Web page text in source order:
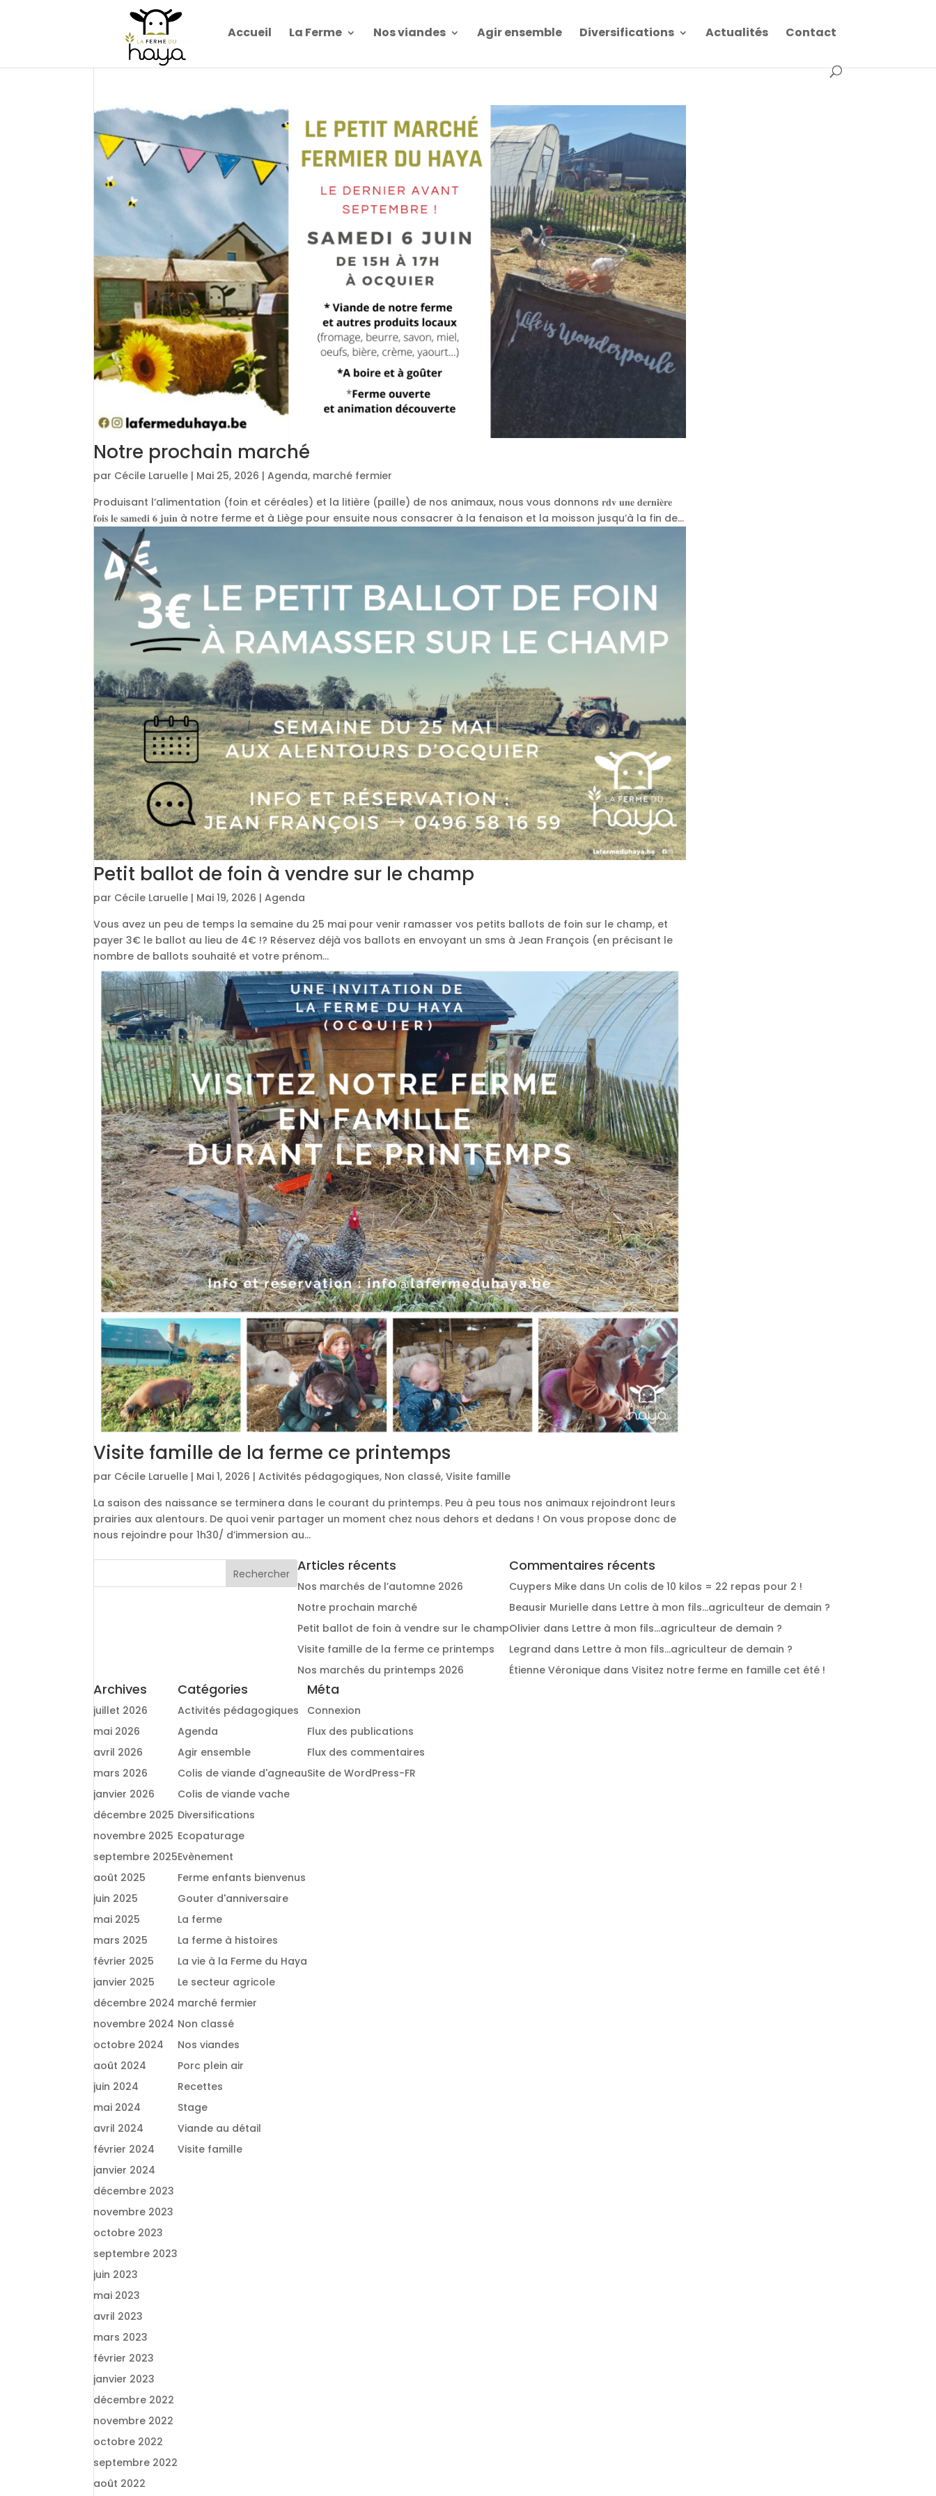
Accueil La Ferme Nos viandes Agir ensemble Diversifications Actualités Contact
Notre prochain marché
par Cécile Laruelle | Mai 25, 2026 |Agenda, marché fermier
Produisant l’alimentation (foin et céréales) et la litière (paille) de nos animaux, nous vous donnons 𝐫𝐝𝐯 𝐮𝐧𝐞 𝐝𝐞𝐫𝐧𝐢𝐞̀𝐫𝐞
𝐟𝐨𝐢𝐬 𝐥𝐞 𝐬𝐚𝐦𝐞𝐝𝐢 𝟔 𝐣𝐮𝐢𝐧 à notre ferme et à Liège pour ensuite nous consacrer à la fenaison et la moisson jusqu’à la fin de...
Petit ballot de foin à vendre sur le champ
par Cécile Laruelle | Mai 19, 2026 |Agenda
Vous avez un peu de temps la semaine du 25 mai pour venir ramasser vos petits ballots de foin sur le champ, et
payer 3€ le ballot au lieu de 4€ !? Réservez déjà vos ballots en envoyant un sms à Jean François (en précisant le
nombre de ballots souhaité et votre prénom...
Visite famille de la ferme ce printemps
par Cécile Laruelle | Mai 1, 2026 |Activités pédagogiques, Non classé,Visite famille
La saison des naissance se terminera dans le courant du printemps. Peu à peu tous nos animaux rejoindront leurs
prairies aux alentours. De quoi venir partager un moment chez nous dehors et dedans ! On vous propose donc de
nous rejoindre pour 1h30/ d’immersion au...
Articles récents
Nos marchés de l’automne 2026
Notre prochain marché
Petit ballot de foin à vendre sur le champ
Visite famille de la ferme ce printemps
Nos marchés du printemps 2026
Commentaires récents
Cuypers Mike dans Un colis de 10 kilos = 22 repas pour 2 !
Beausir Murielle dans Lettre à mon fils…agriculteur de demain ?
Olivier dans Lettre à mon fils…agriculteur de demain ?
Legrand dans Lettre à mon fils…agriculteur de demain ?
Étienne Véronique dans Visitez notre ferme en famille cet été !
Archives
juillet 2026
mai 2026
avril 2026
mars 2026
janvier 2026
décembre 2025
novembre 2025
septembre 2025
août 2025
juin 2025
mai 2025
mars 2025
février 2025
janvier 2025
décembre 2024
novembre 2024
octobre 2024
août 2024
juin 2024
mai 2024
avril 2024
février 2024
janvier 2024
décembre 2023
novembre 2023
octobre 2023
septembre 2023
juin 2023
mai 2023
avril 2023
mars 2023
février 2023
janvier 2023
décembre 2022
novembre 2022
octobre 2022
septembre 2022
août 2022
Catégories
Activités pédagogiques
Agenda
Agir ensemble
Colis de viande d'agneau
Colis de viande vache
Diversifications
Ecopaturage
Evènement
Ferme enfants bienvenus
Gouter d'anniversaire
La ferme
La ferme à histoires
La vie à la Ferme du Haya
Le secteur agricole
marché fermier
Non classé
Nos viandes
Porc plein air
Recettes
Stage
Viande au détail
Visite famille
Méta
Connexion
Flux des publications
Flux des commentaires
Site de WordPress-FR